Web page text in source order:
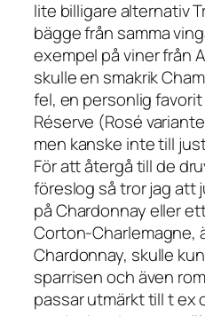
lite billigare alternativ
bägge från samma
exempel på viner från
skulle en smakrik
fel, en personlig
Réserve (Rosé
men kanske inte till
För att återgå till de
föreslog så tror jag att
på Chardonnay eller
Corton-Charlemagne,
Chardonnay, skulle
sparrisen och även
passar utmärkt till t ex